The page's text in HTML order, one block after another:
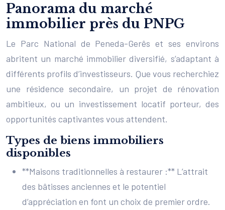
Panorama du marché
immobilier près du PNPG
Le Parc National de Peneda-Gerês et ses environs
abritent un marché immobilier diversifié, s’adaptant à
différents profils d’investisseurs. Que vous recherchiez
une résidence secondaire, un projet de rénovation
ambitieux, ou un investissement locatif porteur, des
opportunités captivantes vous attendent.
Types de biens immobiliers
disponibles
**Maisons traditionnelles à restaurer :** L’attrait
des bâtisses anciennes et le potentiel
d’appréciation en font un choix de premier ordre.